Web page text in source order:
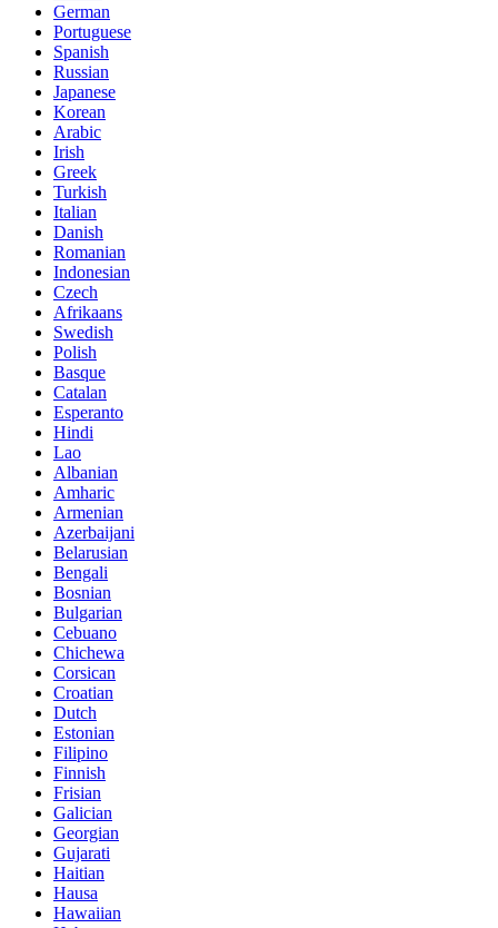
German
Portuguese
Spanish
Russian
Japanese
Korean
Arabic
Irish
Greek
Turkish
Italian
Danish
Romanian
Indonesian
Czech
Afrikaans
Swedish
Polish
Basque
Catalan
Esperanto
Hindi
Lao
Albanian
Amharic
Armenian
Azerbaijani
Belarusian
Bengali
Bosnian
Bulgarian
Cebuano
Chichewa
Corsican
Croatian
Dutch
Estonian
Filipino
Finnish
Frisian
Galician
Georgian
Gujarati
Haitian
Hausa
Hawaiian